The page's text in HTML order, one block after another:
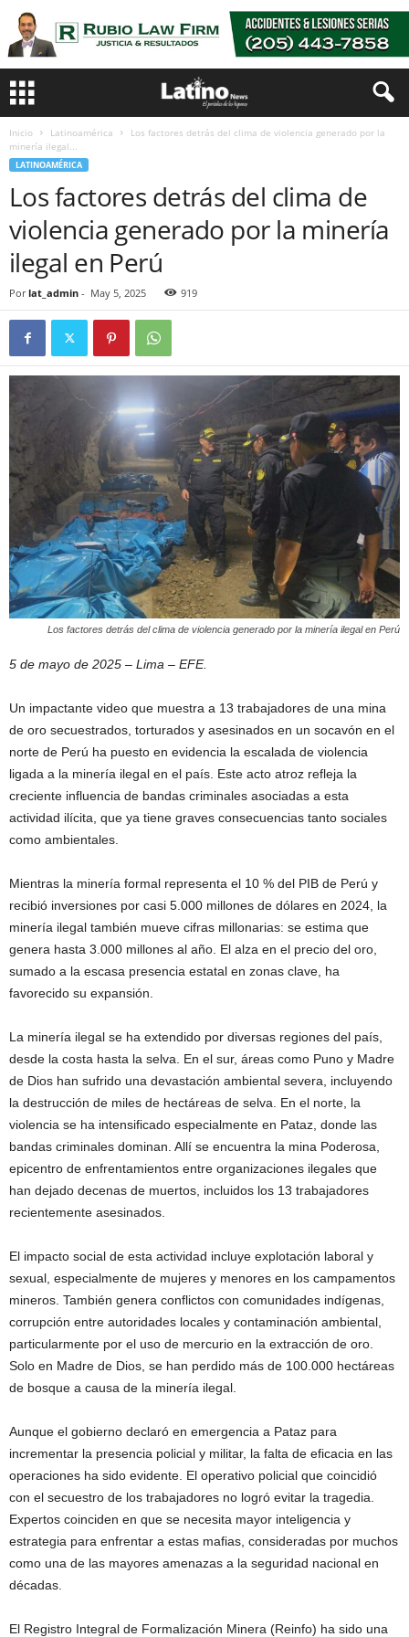
Inicio Latinoamérica
Los factores detrás del clima de violencia generado por la
minería ilegal...
LATINOAMÉRICA
Los factores detrás del clima de
violencia generado por la minería
ilegal en Perú
Por lat_admin - May 5, 2025 919
Los factores detrás del clima de violencia generado por la minería ilegal en Perú
5 de mayo de 2025 – Lima – EFE.
Un impactante video que muestra a 13 trabajadores de una mina
de oro secuestrados, torturados y asesinados en un socavón en el
norte de Perú ha puesto en evidencia la escalada de violencia
ligada a la minería ilegal en el país. Este acto atroz refleja la
creciente influencia de bandas criminales asociadas a esta
actividad ilícita, que ya tiene graves consecuencias tanto sociales
como ambientales.
Mientras la minería formal representa el 10 % del PIB de Perú y
recibió inversiones por casi 5.000 millones de dólares en 2024, la
minería ilegal también mueve cifras millonarias: se estima que
genera hasta 3.000 millones al año. El alza en el precio del oro,
sumado a la escasa presencia estatal en zonas clave, ha
favorecido su expansión.
La minería ilegal se ha extendido por diversas regiones del país,
desde la costa hasta la selva. En el sur, áreas como Puno y Madre
de Dios han sufrido una devastación ambiental severa, incluyendo
la destrucción de miles de hectáreas de selva. En el norte, la
violencia se ha intensificado especialmente en Pataz, donde las
bandas criminales dominan. Allí se encuentra la mina Poderosa,
epicentro de enfrentamientos entre organizaciones ilegales que
han dejado decenas de muertos, incluidos los 13 trabajadores
recientemente asesinados.
El impacto social de esta actividad incluye explotación laboral y
sexual, especialmente de mujeres y menores en los campamentos
mineros. También genera conflictos con comunidades indígenas,
corrupción entre autoridades locales y contaminación ambiental,
particularmente por el uso de mercurio en la extracción de oro.
Solo en Madre de Dios, se han perdido más de 100.000 hectáreas
de bosque a causa de la minería ilegal.
Aunque el gobierno declaró en emergencia a Pataz para
incrementar la presencia policial y militar, la falta de eficacia en las
operaciones ha sido evidente. El operativo policial que coincidió
con el secuestro de los trabajadores no logró evitar la tragedia.
Expertos coinciden en que se necesita mayor inteligencia y
estrategia para enfrentar a estas mafias, consideradas por muchos
como una de las mayores amenazas a la seguridad nacional en
décadas.
El Registro Integral de Formalización Minera (Reinfo) ha sido una